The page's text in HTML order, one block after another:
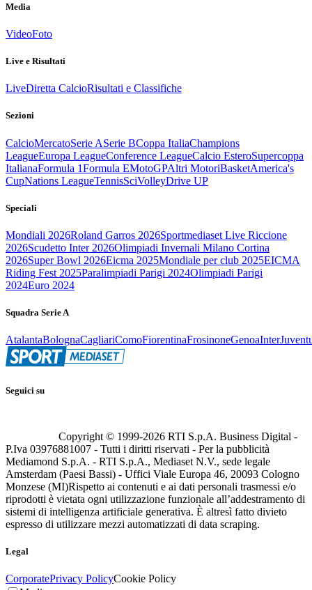
Media
VideoFoto
Live e Risultati
LiveDiretta CalcioRisultati e Classifiche
Sezioni
CalcioMercatoSerie ASerie BCoppa ItaliaChampions
LeagueEuropa LeagueConference LeagueCalcio EsteroSupercoppa
ItalianaFormula 1Formula EMotoGPAltri MotoriBasketAmerica's
CupNations LeagueTennisSciVolleyDrive UP
Speciali
Mondiali 2026Roland Garros 2026Sportmediaset Live Riccione
2026Scudetto Inter 2026Olimpiadi Invernali Milano Cortina
2026Super Bowl 2026Eicma 2025Mondiale per club 2025EICMA
Riding Fest 2025Paralimpiadi Parigi 2024Olimpiadi Parigi
2024Euro 2024
Squadra Serie A
AtalantaBolognaCagliariComoFiorentinaFrosinoneGenoaInter
Seguici su
Copyright © 1999-2026 RTI S.p.A. Business Digital -
P.Iva 03976881007 - Tutti i diritti riservati - Per la pubblicità
Mediamond S.p.A. - RTI S.p.A., Mediaset N.V., sede legale
Amsterdam (Paesi Bassi) - Uffici Viale Europa 46, 20093 Cologno
Monzese (MI)Rispetto ai contenuti e ai dati personali trasmessi e/o
riprodotti è vietata ogni utilizzazione funzionale all’addestramento di
sistemi di intelligenza artificiale generativa. È altresì fatto divieto
espresso di utilizzare mezzi automatizzati di data scraping.
Legal
CorporatePrivacy PolicyCookie Policy